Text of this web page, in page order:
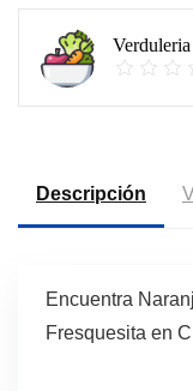
Descripción
Encuentra
Fresquesita en